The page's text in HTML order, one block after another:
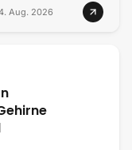
Aug. 2026